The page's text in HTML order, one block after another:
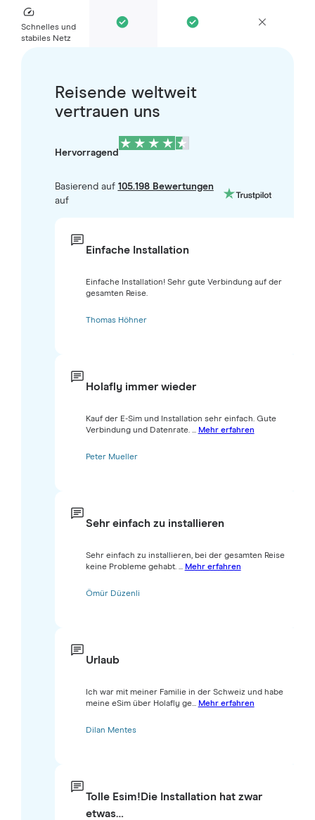
Schnelles und
stabiles Netz
Reisende weltweit
vertrauen uns
Hervorragend
Basierend auf 105.198 Bewertungen
auf
Einfache Installation
Einfache Installation! Sehr gute Verbindung auf der
gesamten Reise.
Thomas Höhner
Holafly immer wieder
Kauf der E-Sim und Installation sehr einfach. Gute
Verbindung und Datenrate. ... Mehr erfahren
Peter Mueller
Sehr einfach zu installieren
Sehr einfach zu installieren, bei der gesamten Reise
keine Probleme gehabt. ... Mehr erfahren
Ömür Düzenli
Urlaub
Ich war mit meiner Familie in der Schweiz und habe
meine eSim über Holafly ge... Mehr erfahren
Dilan Mentes
Tolle Esim!Die Installation hat zwar
etwas…